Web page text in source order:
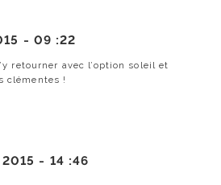
- 09 :22
retourner avec l’option soleil et
clémentes !
- 14 :46